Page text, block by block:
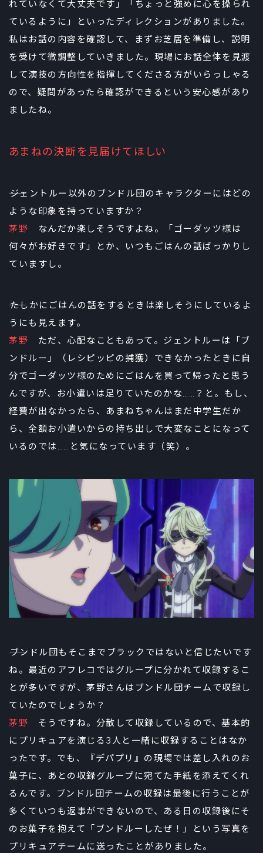
れていなくて大丈夫です」「ちょっと強めに心を操られ
ているように」といったディレクションがありました。
私はお話の内容を確認して、まずお芝居を準備し、説明
を受けて微調整していきました。現場にお話全体を見渡
して演技の方向性を指揮してくださる方がいらっしゃる
ので、疑問があったら確認ができるという安心感があり
ましたね。
あまねの決断を見届けてほしい
――ジェントルー以外のブンドル団のキャラクターにはどの
ような印象を持っていますか？
茅野 なんだか楽しそうですよね。「ゴーダッツ様は
何々がお好きです」とか、いつもごはんの話ばっかりし
ていますし。
――たしかにごはんの話をするときは楽しそうにしているよ
うにも見えます。
茅野 ただ、心配なこともあって。ジェントルーは「ブ
ンドルー」（レシピッピの捕獲）できなかったときに自
分でゴーダッツ様のためにごはんを買って帰ったと思う
んですが、お小遣いは足りていたのかな……？と。もし、
経費が出なかったら、あまねちゃんはまだ中学生だか
ら、全額お小遣いからの持ち出しで大変なことになって
いるのでは……と気になっています（笑）。
――ブンドル団もそこまでブラックではないと信じたいです
ね。最近のアフレコではグループに分かれて収録するこ
とが多いですが、茅野さんはブンドル団チームで収録し
ていたのでしょうか？
茅野 そうですね。分散して収録しているので、基本的
にプリキュアを演じる3人と一緒に収録することはなか
ったです。でも、『デパプリ』の現場では差し入れのお
菓子に、あとの収録グループに宛てた手紙を添えてくれ
るんです。ブンドル団チームの収録は最後に行うことが
多くていつも返事ができないので、ある日の収録後にそ
のお菓子を抱えて「ブンドルーしたぜ！」という写真を
プリキュアチームに送ったことがありました。